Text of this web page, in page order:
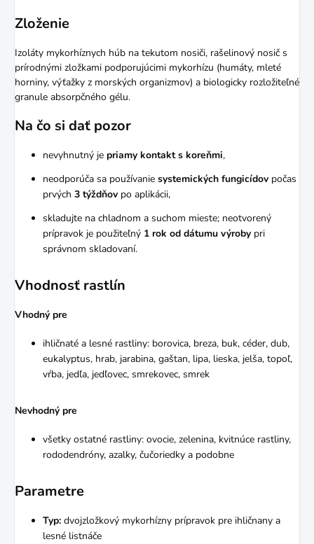
Zloženie
Izoláty mykorhíznych húb na tekutom nosiči, rašelinový nosič s
prírodnými zložkami podporujúcimi mykorhízu (humáty, mleté
horniny, výťažky z morských organizmov) a biologicky rozložiteľné
granule absorpčného gélu.
Na čo si dať pozor
nevyhnutný je priamy kontakt s koreňmi,
neodporúča sa používanie systemických fungicídov počas
prvých 3 týždňov po aplikácii,
skladujte na chladnom a suchom mieste; neotvorený
prípravok je použiteľný 1 rok od dátumu výroby pri
správnom skladovaní.
Vhodnosť rastlín
Vhodný pre
ihličnaté a lesné rastliny: borovica, breza, buk, céder, dub,
eukalyptus, hrab, jarabina, gaštan, lipa, lieska, jelša, topoľ,
vŕba, jedľa, jedľovec, smrekovec, smrek
Nevhodný pre
všetky ostatné rastliny: ovocie, zelenina, kvitnúce rastliny,
rododendróny, azalky, čučoriedky a podobne
Parametre
Typ: dvojzložkový mykorhízny prípravok pre ihličnany a
lesné listnáče